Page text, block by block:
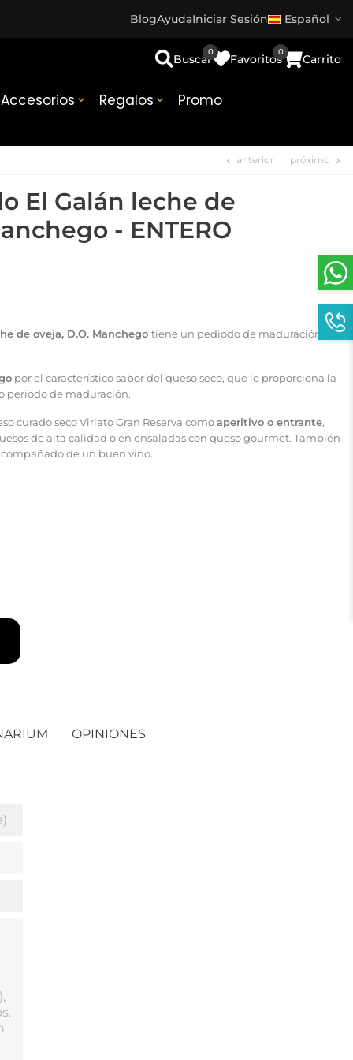
BlogAyudaIniciar Sesión Español
Accesorios  Regalos  Promo
Buscar Favoritos
0
Carrito
0
chevron_left anterior próximo chevron_right
El Galán leche de
- ENTERO
de oveja, D.O. Manchego tiene un pediodo de maduración
por el característico sabor del queso seco, que le proporciona la
periodo de maduración.
curado seco Viriato Gran Reserva comoaperitivo o entrante,
de alta calidad o en ensaladas con queso gourmet. También
de un buen vino.
OPINIONES